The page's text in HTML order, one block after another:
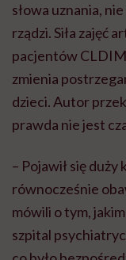
słowa uznania,
rządzi. Siła zajęć
pacjentówCLDIM
zmienia
dzieci. Autor
prawda nie jest
– Pojawił się duży
równocześnie
mówili o tym,
szpital